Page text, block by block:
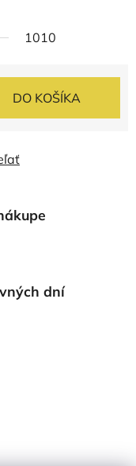
1010
DO KOŠÍKA
dní